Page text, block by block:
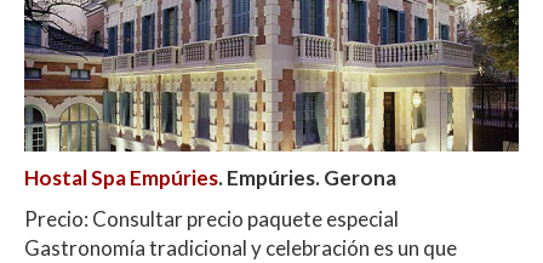
Hostal Spa Empúries.Empúries. Gerona
Precio: Consultar precio paquete especial
Gastronomía tradicional y celebración es un que